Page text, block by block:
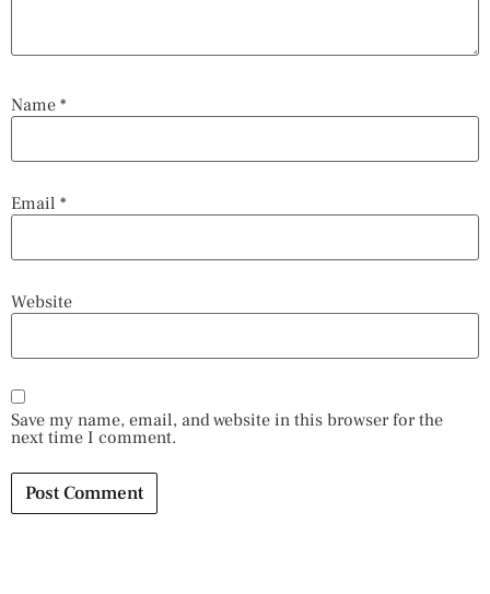
Name *
Email *
Website
Save my name, email, and website in this browser for the
next time I comment.